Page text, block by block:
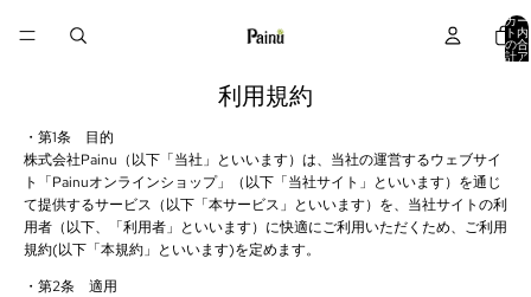
カー
ト内
の合
計ア
利用規約
・第1条 目的
株式会社Painu（以下「当社」といいます）は、当社の運営するウェブサイ
ト「Painuオンラインショップ」（以下「当社サイト」といいます）を通じ
て提供するサービス（以下「本サービス」といいます）を、当社サイトの利
用者（以下、「利用者」といいます）に快適にご利用いただくため、ご利用
規約(以下「本規約」といいます)を定めます。
・第2条 適用